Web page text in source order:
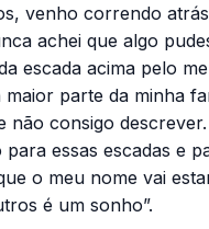
venho correndo
achei que algo
escada acima pelo
parte da minha
não consigo
essas escadas e
o meu nome vai
é um sonho”.